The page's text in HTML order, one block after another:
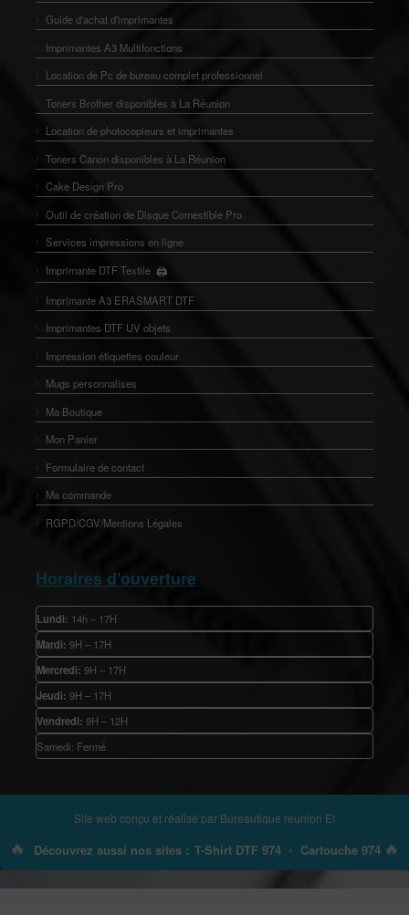
Guide d'achat d'imprimantes
Imprimantes A3 Multifonctions
Location de Pc de bureau complet professionnel
Toners Brother disponibles à La Réunion
Location de photocopieurs et imprimantes
Toners Canon disponibles à La Réunion
Cake Design Pro
Outil de création de Disque Comestible Pro
Services impressions en ligne
Imprimante DTF Textile 🖨️
👕
Imprimante A3 ERASMART DTF
Imprimantes DTF UV objets
Impression étiquettes couleur
Mugs personnalises
Ma Boutique
Mon Panier
Formulaire de contact
Ma commande
RGPD/CGV/Mentions Légales
Horaires d’ouverture
Lundi: 14h – 17H
Mardi: 9H – 17H
Mercredi: 9H – 17H
Jeudi: 9H – 17H
Vendredi: 9H – 12H
Samedi: Fermé
Site web conçu et réalisé par Bureautique reunion EI
🔥 Découvrez aussi nos sites : T-Shirt DTF 974 • Cartouche 974 🔥